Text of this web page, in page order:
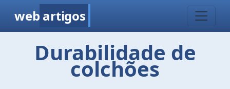
web artigos
Durabilidade de
colchões